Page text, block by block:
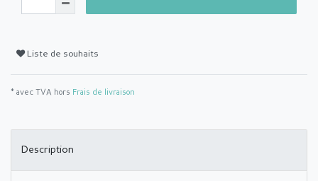
Liste de souhaits
* avec TVA hors Frais de livraison
Description